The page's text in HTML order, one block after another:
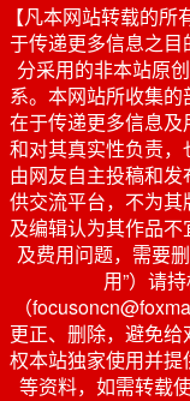
【凡本网站转载的
于传递更多信息之
分采用的非本站原
系。本网站所收集
在于传递更多信息
和对其真实性负责
由网友自主投稿和
供交流平台，不为
及编辑认为其作品
及费用问题，需要
用”）请
（
更正、删除，避免
权本站独家使用并
等资料，如需转载